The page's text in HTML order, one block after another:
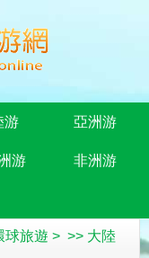
游 亞洲游
游 非洲游
球旅遊 > >> 大陸